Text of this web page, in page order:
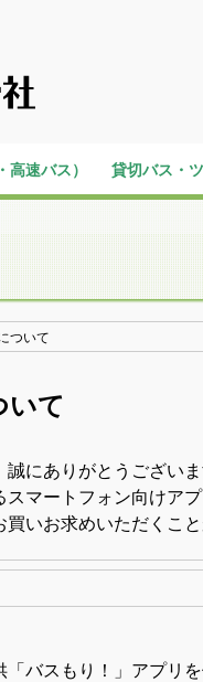
速バス） 貸切バス・
ついて
いて
にありがとうございま
マートフォン向けア
いお求めいただくこ
バスもり！」アプリを